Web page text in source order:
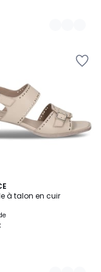
à talon en cuir